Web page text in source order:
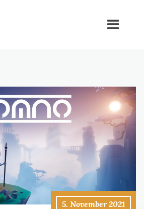
5. November 2021